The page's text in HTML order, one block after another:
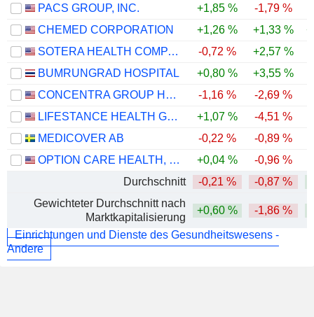
PACS GROUP, INC.
+1,85 % -1,79 %
CHEMED CORPORATION
+1,26 % +1,33 %
SOTERA HEALTH COMPANY
-0,72 % +2,57 %
BUMRUNGRAD HOSPITAL
+0,80 % +3,55 %
CONCENTRA GROUP HOLDINGS PARENT, INC.
-1,16 % -2,69 %
LIFESTANCE HEALTH GROUP, INC.
+1,07 % -4,51 %
MEDICOVER AB
-0,22 % -0,89 %
OPTION CARE HEALTH, INC.
+0,04 % -0,96 %
Durchschnitt
-0,21 % -0,87 %
Gewichteter Durchschnitt nach
Marktkapitalisierung
+0,60 % -1,86 %
Einrichtungen und Dienste des Gesundheitswesens -
Andere